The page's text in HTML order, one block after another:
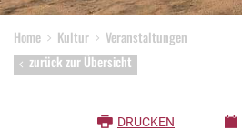
Home Kultur
Veranstaltungen
zurück zur Übersicht
DRUCKEN